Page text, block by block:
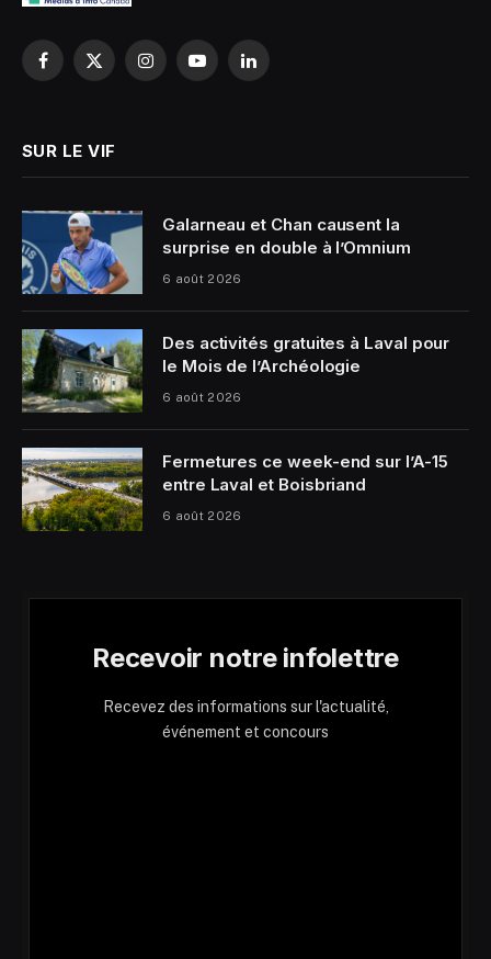
Facebook
X
InstagramYouTubeLinkedIn
SUR LE VIF
Galarneau et Chan causent la
surprise en double à l’Omnium
6 août 2026
Des activités gratuites à Laval pour
le Mois de l’Archéologie
6 août 2026
Fermetures ce week-end sur l’A-15
entre Laval et Boisbriand
6 août 2026
Recevoir notre infolettre
Recevez des informations sur l'actualité,
événement et concours